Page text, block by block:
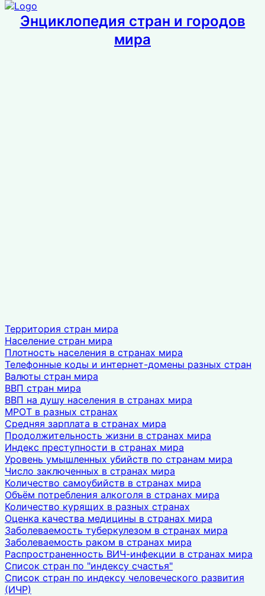
Энциклопедия стран и городов
мира
Территория стран мира
Население стран мира
Плотность населения в странах мира
Телефонные коды и интернет-домены разных стран
Валюты стран мира
ВВП стран мира
ВВП на душу населения в странах мира
МРОТ в разных странах
Средняя зарплата в странах мира
Продолжительность жизни в странах мира
Индекс преступности в странах мира
Уровень умышленных убийств по странам мира
Число заключенных в странах мира
Количество самоубийств в странах мира
Объём потребления алкоголя в странах мира
Количество курящих в разных странах
Оценка качества медицины в странах мира
Заболеваемость туберкулезом в странах мира
Заболеваемость раком в странах мира
Распространенность ВИЧ-инфекции в странах мира
Список стран по "индексу счастья"
Список стран по индексу человеческого развития
(ИЧР)